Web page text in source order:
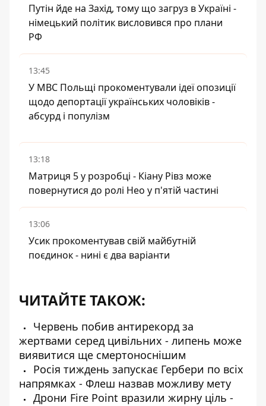
Путін йде на Захід, тому що загруз в Україні -
німецький політик висловився про плани
РФ
13:45
У МВС Польщі прокоментували ідеї опозиції
щодо депортації українських чоловіків -
абсурд і популізм
13:18
Матриця 5 у розробці - Кіану Рівз може
повернутися до ролі Нео у п'ятій частині
13:06
Усик прокоментував свій майбутній
поєдинок - нині є два варіанти
ЧИТАЙТЕ ТАКОЖ:
Червень побив антирекорд за
жертвами серед цивільних - липень може
виявитися ще смертоноснішим
Росія тиждень запускає Гербери по всіх
напрямках - Флеш назвав можливу мету
Дрони Fire Point вразили жирну ціль -